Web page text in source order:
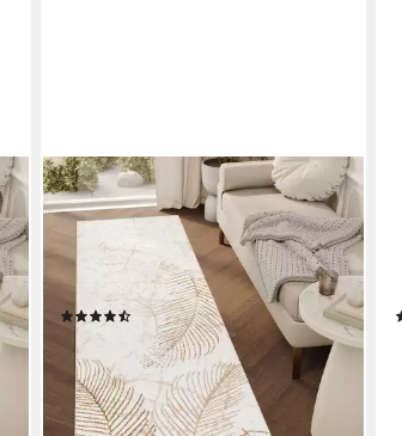
TAPISO
Läufer CRYSTAL, rechteckig, Höhe:
8 mm, Kurzflor Flurläufer
Schimmereffekt, pflegeleicht,
Meterware
(29)
ab 35,99 € UVP51,47 €
-30%
lieferbar - in 4-5 Werktagen bei dir